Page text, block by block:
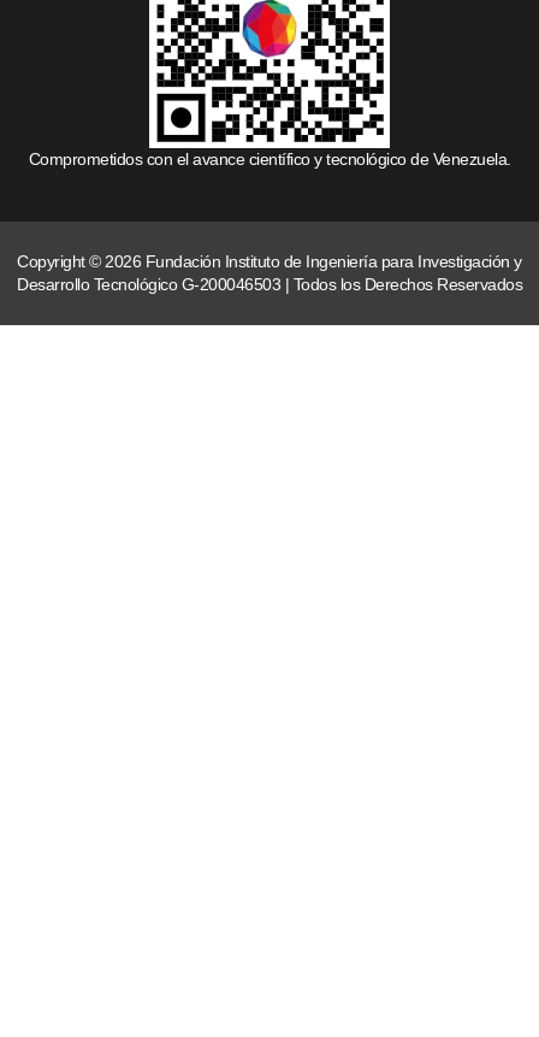
Comprometidos con el avance científico y tecnológico de Venezuela.
Copyright © 2026 Fundación Instituto de Ingeniería para Investigación y
Desarrollo Tecnológico G-200046503 | Todos los Derechos Reservados